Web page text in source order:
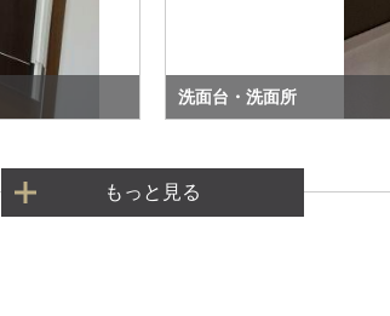
洗面台・洗面所
もっと見る